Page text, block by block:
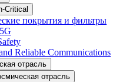
Critical
покрытия и фильтры
Reliable Communications
отрасль
отрасль